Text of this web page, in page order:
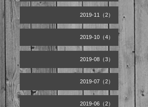
2019-11（2）
2019-10（4）
2019-08（3）
2019-07（2）
2019-06（2）